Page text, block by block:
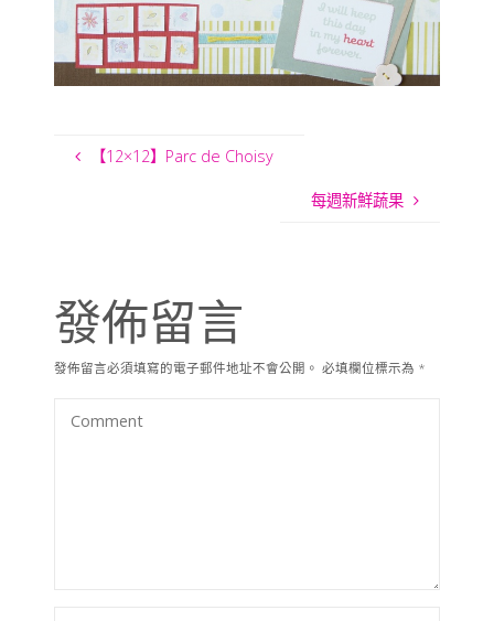
【12×12】Parc de Choisy
每週新鮮蔬果
發佈留言
發佈留言必須填寫的電子郵件地址不會公開。 必填欄位標示為 *